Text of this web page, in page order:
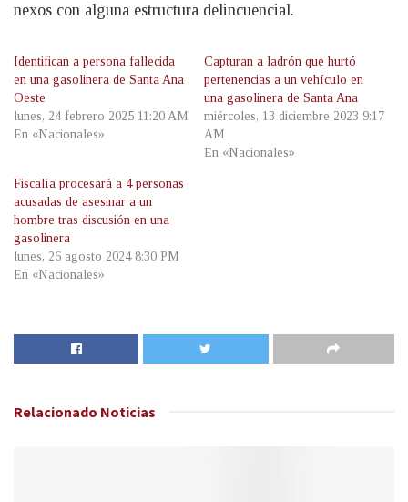
nexos con alguna estructura delincuencial.
Identifican a persona fallecida
en una gasolinera de Santa Ana
Oeste
lunes, 24 febrero 2025 11:20 AM
En «Nacionales»
Capturan a ladrón que hurtó
pertenencias a un vehículo en
una gasolinera de Santa Ana
miércoles, 13 diciembre 2023 9:17
AM
En «Nacionales»
Fiscalía procesará a 4 personas
acusadas de asesinar a un
hombre tras discusión en una
gasolinera
lunes, 26 agosto 2024 8:30 PM
En «Nacionales»
Relacionado Noticias